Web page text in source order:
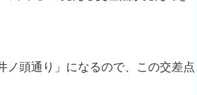
ノ頭通り」になるので、この交差点